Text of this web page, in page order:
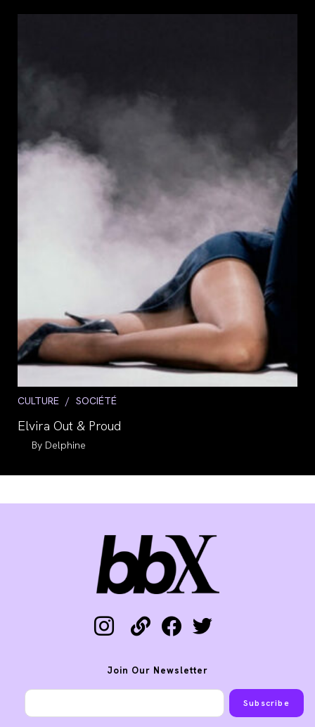
la
Post
CULTURE / SOCIÉTÉ
Elvira Out & Proud
Auteur/autrice
Delphine
instagram
link facebooktwitter
Join Our Newsletter